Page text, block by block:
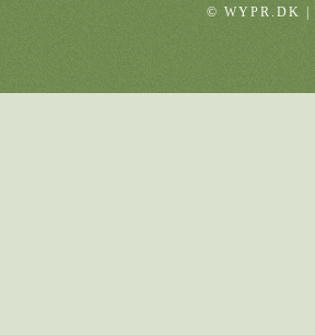
© WYPR.DK